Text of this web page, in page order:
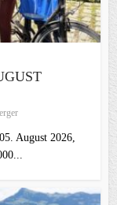
August 2026,